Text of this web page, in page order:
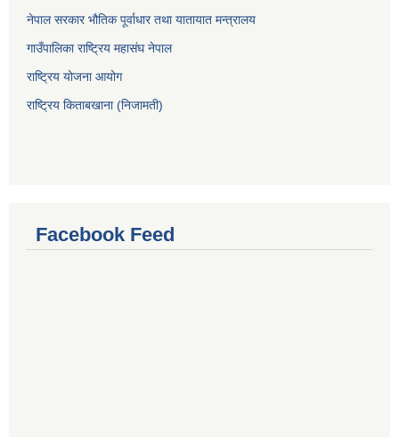
नेपाल सरकार भौतिक पूर्वाधार तथा यातायात मन्त्रालय
गाउँपालिका राष्ट्रिय महासंघ नेपाल
राष्ट्रिय योजना आयोग
राष्ट्रिय किताबखाना (निजामती)
Facebook Feed